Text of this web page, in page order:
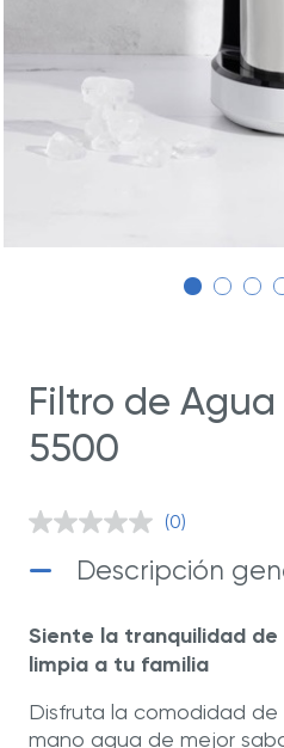
Filtro de Agua
5500
Sin
Enlace
misma
página.
(0)
Descripción
Siente la tranquilidad
limpia a tu familia
Disfruta la comodidad de
mano agua de mejor